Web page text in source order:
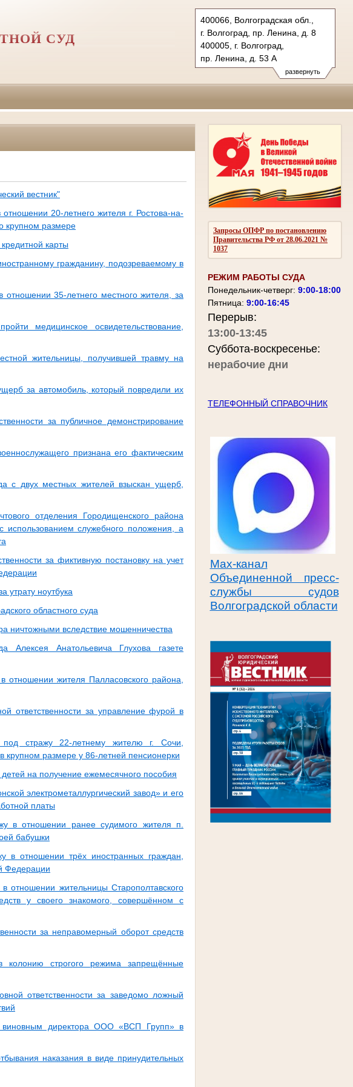
развернуть
400066, Волгоградская обл.,
г. Волгоград, пр. Ленина, д. 8
400005, г. Волгоград,
пр. Ленина, д. 53 А
Тел.: (8442) 38-21-98, 23-87-44
oblsud.vol@sudrf.ru
СУД
Запросы ОПФР по постановлению
Правительства РФ от 28.06.2021 №
1037
РЕЖИМ РАБОТЫ СУДА
Понедельник-четверг: 9:00-18:00
Пятница: 9:00-16:45
Перерыв:
13:00-13:45
Суббота-воскресенье:
нерабочие дни
ТЕЛЕФОННЫЙ СПРАВОЧНИК
Max-канал
Объединенной пресс-
службы судов
Волгоградской области
вестник"
20-летнего жителя г. Ростова-на-
крупном размере
карты
гражданину, подозреваемому в
35-летнего местного жителя, за
медицинское освидетельствование,
жительницы, получившей травму на
за автомобиль, который повредили их
за публичное демонстрирование
признана его фактическим
с двух местных жителей взыскан ущерб,
отделения Городищенского района
использованием служебного положения, а
за фиктивную постановку на учет
утрату ноутбука
областного суда
ничтожными вследствие мошенничества
Алексея Анатольевича Глухова газете
жителя Палласовского района,
ответственности за управление фурой в
стражу 22-летнему жителю г. Сочи,
размере у 86-летней пенсионерки
на получение ежемесячного пособия
электрометаллургический завод» и его
платы
в отношении ранее судимого жителя п.
бабушки
в отношении трёх иностранных граждан,
Федерации
отношении жительницы Старополтавского
у своего знакомого, совершённом с
за неправомерный оборот средств
колонию строгого режима запрещённые
ответственности за заведомо ложный
виновным директора ООО «ВСП Групп» в
наказания в виде принудительных